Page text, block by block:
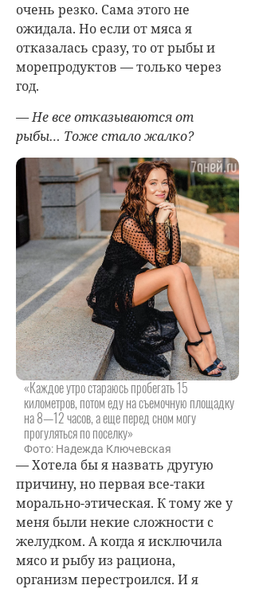
очень резко. Сама этого не
ожидала. Но если от мяса я
отказалась сразу, то от рыбы и
морепродуктов — только через
год.
— Не все отказываются от
рыбы… Тоже стало жалко?
«Каждое утро стараюсь пробегать 15
километров, потом еду на съемочную площадку
на 8—12 часов, а еще перед сном могу
прогуляться по поселку»
Фото: Надежда Ключевская
— Хотела бы я назвать другую
причину, но первая все-таки
морально-этическая. К тому же у
меня были некие сложности с
желудком. А когда я исключила
мясо и рыбу из рациона,
организм перестроился. И я